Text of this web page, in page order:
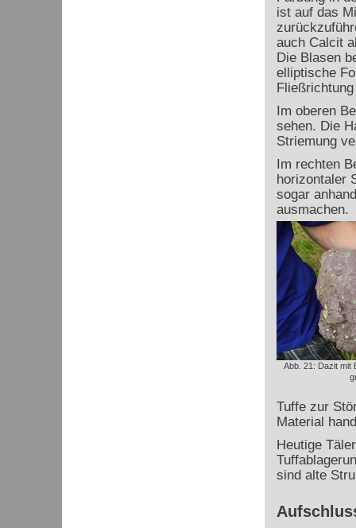
ist auf das
auch Calcit
Die Blasen
elliptische
Im oberen
sehen. Die
Striemung
Im rechten
horizontaler
sogar
ausmachen.
Abb. 21: Dazit mit
Tuffe zur
Material
Heutige
sind alte